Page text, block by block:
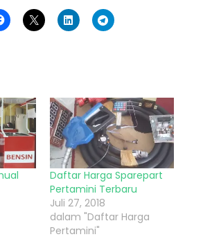
Daftar Harga Sparepart
Pertamini Terbaru
Juli 27, 2018
dalam "Daftar Harga
Pertamini"